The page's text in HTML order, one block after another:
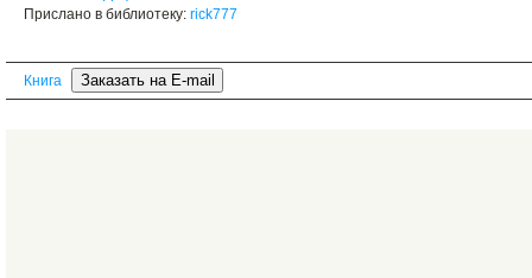
Прислано в библиотеку: rick777
Книга